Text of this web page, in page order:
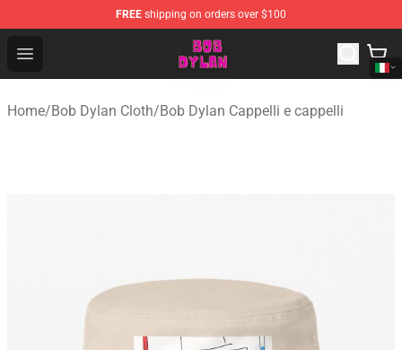
FREE shipping on orders over $100
Open menu
Bob Dylan Store - Official Bob Dylan Merchandise Shop
Home/Bob Dylan Cloth/Bob Dylan Cappelli e cappelli